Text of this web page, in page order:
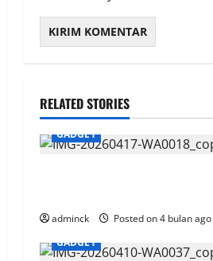
RELATED STORIES
GADGET
adminck Posted on 4 bulan ago
GADGET